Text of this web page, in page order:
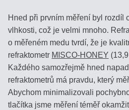
Hned při prvním měření byl rozdíl
vlhkosti, což je velmi mnoho.
o měřeném medu tvrdí, že je
refraktometr MISCO-HONEY
Každého samozřejmě hned
refraktometrů má pravdu, který
Abychom minimalizovali
tlačítka jsme měření téměř
MLÉČNÉ
VÝROBKY
REFRAKTOMETRY
NA
KÁVU